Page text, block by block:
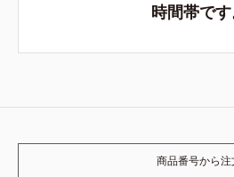
時間帯です
商品番号から注